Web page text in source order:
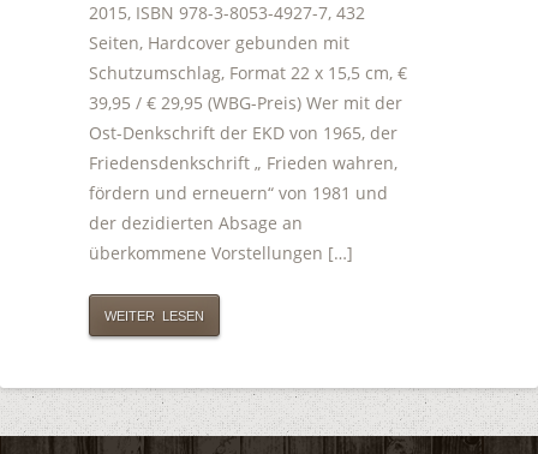
2015, ISBN 978-3-8053-4927-7, 432
Seiten, Hardcover gebunden mit
Schutzumschlag, Format 22 x 15,5 cm, €
39,95 / € 29,95 (WBG-Preis) Wer mit der
Ost-Denkschrift der EKD von 1965, der
Friedensdenkschrift „ Frieden wahren,
fördern und erneuern“ von 1981 und
der dezidierten Absage an
überkommene Vorstellungen […]
WEITER LESEN